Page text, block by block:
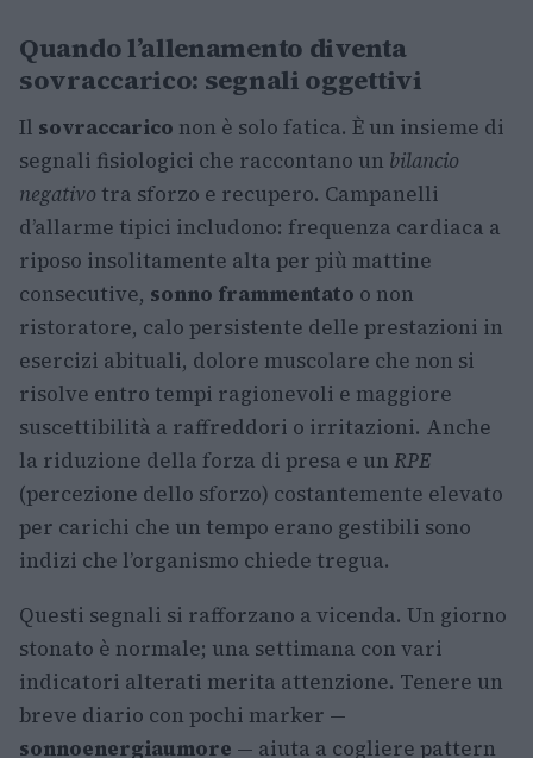
Quando l’allenamento diventa
sovraccarico: segnali oggettivi
Il sovraccarico non è solo fatica. È un insieme di
segnali fisiologici che raccontano un bilancio
negativo tra sforzo e recupero. Campanelli
d’allarme tipici includono: frequenza cardiaca a
riposo insolitamente alta per più mattine
consecutive, sonno frammentato o non
ristoratore, calo persistente delle prestazioni in
esercizi abituali, dolore muscolare che non si
risolve entro tempi ragionevoli e maggiore
suscettibilità a raffreddori o irritazioni. Anche
la riduzione della forza di presa e un RPE
(percezione dello sforzo) costantemente elevato
per carichi che un tempo erano gestibili sono
indizi che l’organismo chiede tregua.
Questi segnali si rafforzano a vicenda. Un giorno
stonato è normale; una settimana con vari
indicatori alterati merita attenzione. Tenere un
breve diario con pochi marker —
sonnoenergiaumore — aiuta a cogliere pattern